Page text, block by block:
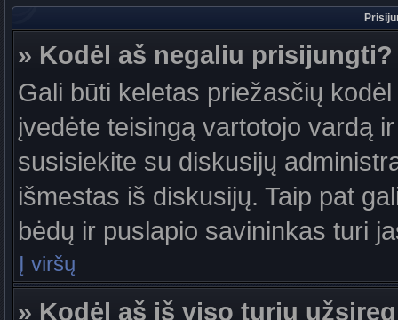
» Kodėl aš negaliu prisijungti?
Gali būti keletas priežasčių
įvedėte teisingą vartotojo vardą
susisiekite su diskusijų
išmestas iš diskusijų. Taip pat
bėdų ir puslapio savininkas turi
Į viršų
» Kodėl aš iš viso turiu